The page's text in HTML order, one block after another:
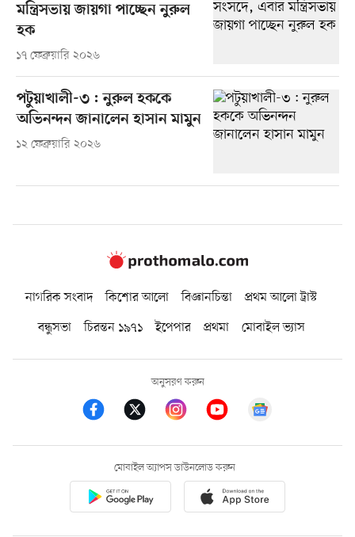
মন্ত্রিসভায় জায়গা পাচ্ছেন নুরুল
হক
১৭ ফেব্রুয়ারি ২০২৬
পটুয়াখালী-৩ : নুরুল হককে
অভিনন্দন জানালেন হাসান মামুন
১২ ফেব্রুয়ারি ২০২৬
নাগরিক সংবাদ কিশোর আলো বিজ্ঞানচিন্তা
প্রথম আলো ট্রাস্ট
বন্ধুসভা
চিরন্তন ১৯৭১ ইপেপার প্রথমা মোবাইল ভ্যাস
অনুসরণ করুন
মোবাইল অ্যাপস ডাউনলোড করুন